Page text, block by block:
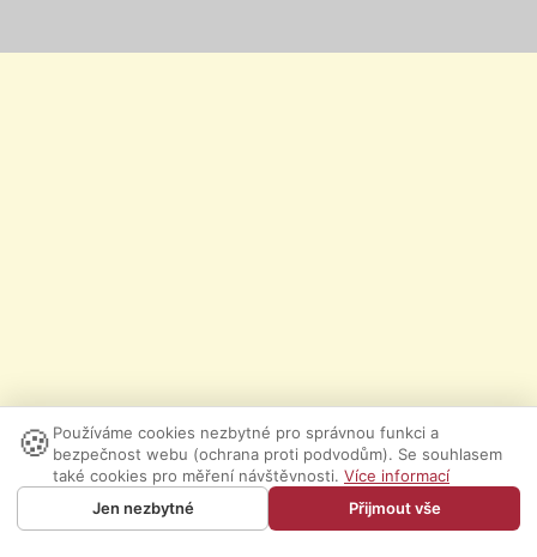
🍪 Používáme cookies nezbytné pro správnou funkci a
bezpečnost webu (ochrana proti podvodům). Se souhlasem
také cookies pro měření návštěvnosti. Více informací
Jen nezbytné
Přijmout vše